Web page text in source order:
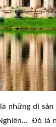
những di
Đó